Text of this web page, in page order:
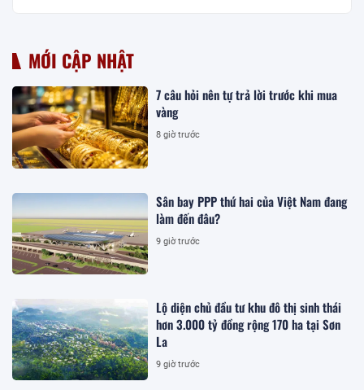
MỚI CẬP NHẬT
7 câu hỏi nên tự trả lời trước khi mua
vàng
8 giờ trước
Sân bay PPP thứ hai của Việt Nam đang
làm đến đâu?
9 giờ trước
Lộ diện chủ đầu tư khu đô thị sinh thái
hơn 3.000 tỷ đồng rộng 170 ha tại Sơn
La
9 giờ trước